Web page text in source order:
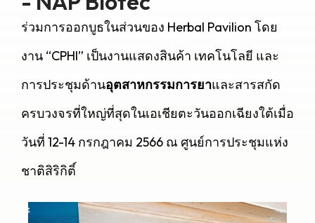
ร่วมการออกบูธในส่วนของ Herbal Pavilion โดย
งาน “CPHI” เป็นงานแสดงสินค้า เทคโนโลยี และ
การประชุมด้านอุตสาหกรรมการยาและสารสกัด
ครบวงจรที่ใหญ่ที่สุดในเอเชียตะวันออกเฉียงใต้เมื่อ
วันที่ 12-14 กรกฎาคม 2566 ณ ศูนย์การประชุมแห่ง
ชาติสิริกิติ์